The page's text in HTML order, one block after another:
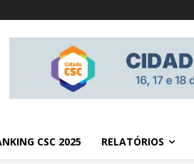
CSC 2025 RELATÓRIOS